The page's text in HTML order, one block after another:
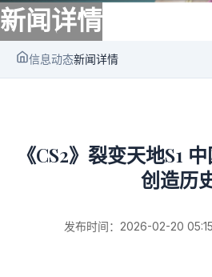
新闻详情
信息动态新闻详情
《CS2》裂变天地S1
创造历
发布时间：2026-02-20